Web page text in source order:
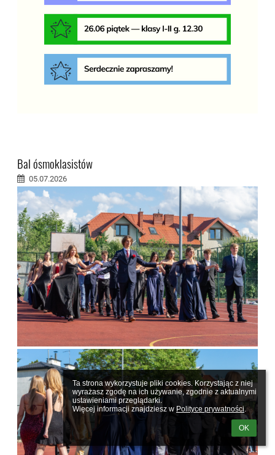
Ta strona wykorzystuje pliki cookies. Korzystając z niej
wyrażasz zgodę na ich używanie, zgodnie z aktualnymi
ustawieniami przeglądarki.
Więcej informacji znajdziesz w Polityce prywatności.
OK
Bal ósmoklasistów
05.07.2026